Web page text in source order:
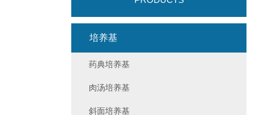
培养基
药典培养基
肉汤培养基
斜面培养基